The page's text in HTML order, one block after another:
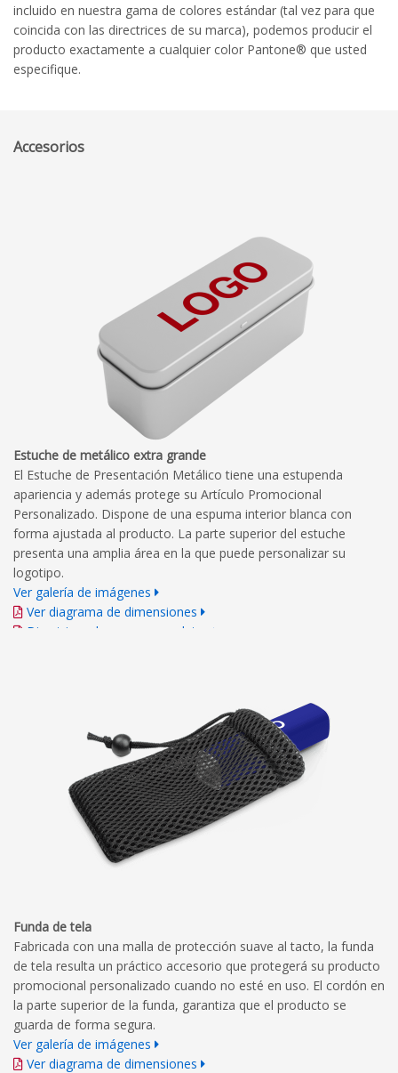
incluido en nuestra gama de colores estándar (tal vez para que
coincida con las directrices de su marca), podemos producir el
producto exactamente a cualquier color Pantone® que usted
especifique.
Accesorios
Estuche de metálico extra grande
El Estuche de Presentación Metálico tiene una estupenda
apariencia y además protege su Artículo Promocional
Personalizado. Dispone de una espuma interior blanca con
forma ajustada al producto. La parte superior del estuche
presenta una amplia área en la que puede personalizar su
logotipo.
Ver galería de imágenes
Ver diagrama de dimensiones
Directrices de marca completas
Funda de tela
Fabricada con una malla de protección suave al tacto, la funda
de tela resulta un práctico accesorio que protegerá su producto
promocional personalizado cuando no esté en uso. El cordón en
la parte superior de la funda, garantiza que el producto se
guarda de forma segura.
Ver galería de imágenes
Ver diagrama de dimensiones